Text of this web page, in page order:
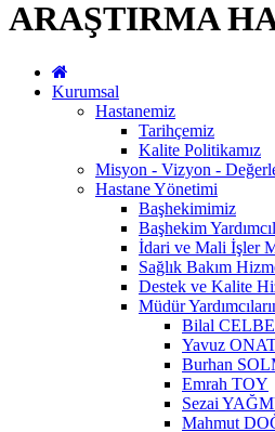
ARAŞTIRMA
Kurumsal
Hastanemiz
Tarihçemiz
Kalite Politikamız
Misyon - Vizyon -
Hastane Yönetimi
Başhekimimiz
Başhekim
İdari ve Mali İşler
Sağlık Bakım
Destek ve Kalite
Müdür
Bilal
Yavuz
Burhan
Emrah TOY
Sezai
Mahmut